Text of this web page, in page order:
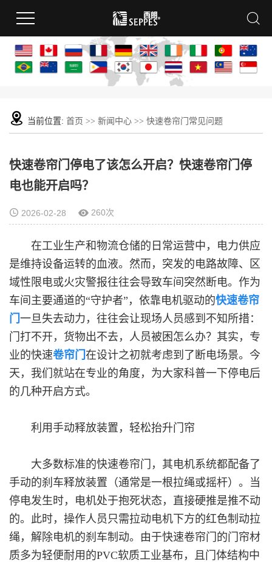
当前位置: 首页 >> 新闻中心 >> 快速卷帘门常见问题
快速卷帘门停电了该怎么开启？快速卷帘门停
电也能开启吗？
2026-02-28 260次
在工业生产和物流仓储的日常运营中，电力供应
是维持设备运转的血液。然而，突发的电路故障、区
域性限电或火灾警报往往会导致车间突然断电。作为
车间主要通道的“守护者”，依靠电机驱动的快速卷帘
门一旦失去动力，往往会让现场人员感到不知所措：
门打不开，货物出不去，人员被困怎么办？其实，专
业的快速卷帘门在设计之初就考虑到了断电场景。今
天，我们就站在专业的角度，为大家科普一下停电后
的几种开启方式。
利用手动释放装置，轻松抬升门帘
大多数标准的快速卷帘门，其电机系统都配备了
手动的刹车释放装置（通常是一根拉绳或摇杆）。当
停电发生时，电机处于抱死状态，直接硬推是推不动
的。此时，操作人员只需拉动电机下方的红色制动拉
绳，解除电机的刹车制动。由于快速卷帘门的门帘材
质多为轻便耐用的PVC软质工业基布，且门体结构中